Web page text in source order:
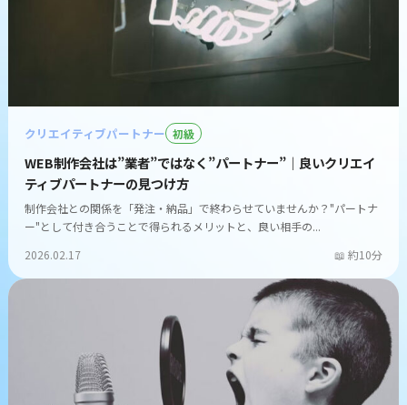
クリエイティブパートナー 初級
WEB制作会社は”業者”ではなく”パートナー”｜良いクリエイ
ティブパートナーの見つけ方
制作会社との関係を「発注・納品」で終わらせていませんか？"パートナ
ー"として付き合うことで得られるメリットと、良い相手の...
2026.02.17
約10分